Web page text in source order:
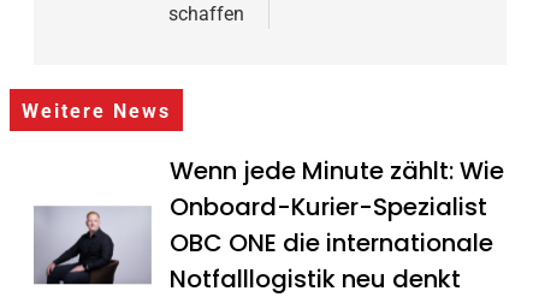
schaffen
Weitere News
Wenn jede Minute zählt: Wie
Onboard-Kurier-Spezialist
OBC ONE die internationale
Notfalllogistik neu denkt